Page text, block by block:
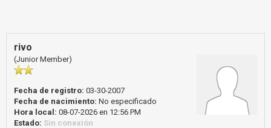
rivo
(Junior Member)
Fecha de registro: 03-30-2007
Fecha de nacimiento: No especificado
Hora local: 08-07-2026 en 12:56 PM
Estado: Sin conexión